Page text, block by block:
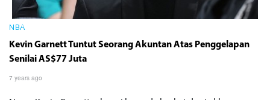
NBA
Kevin Garnett Tuntut Seorang Akuntan Atas Penggelapan
Senilai AS$77 Juta
7 years ago